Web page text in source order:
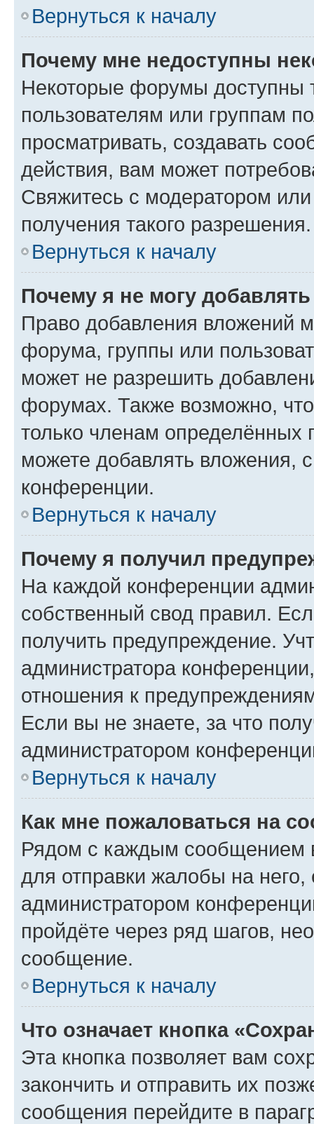
Вернуться к началу
Почему мне недоступны
Некоторые форумы доступны
пользователям или группам
просматривать, создавать
действия, вам может
Свяжитесь с модератором
получения такого разрешения.
Вернуться к началу
Почему я не могу
Право добавления вложений
форума, группы или
может не разрешить
форумах. Также возможно,
только членам определённых
можете добавлять вложения,
конференции.
Вернуться к началу
Почему я получил
На каждой конференции
собственный свод правил.
получить предупреждение.
администратора
отношения к
Если вы не знаете, за что
администратором
Вернуться к началу
Как мне пожаловаться на
Рядом с каждым сообщением
для отправки жалобы на
администратором
пройдёте через ряд шагов,
сообщение.
Вернуться к началу
Что означает кнопка
Эта кнопка позволяет вам
закончить и отправить их
сообщения перейдите в